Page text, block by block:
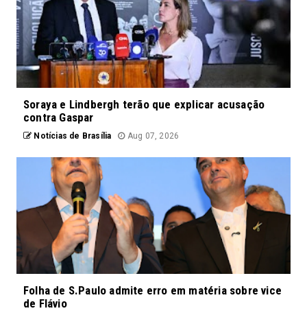
Soraya e Lindbergh terão que explicar acusação
contra Gaspar
Notícias de Brasília Aug 07, 2026
Folha de S.Paulo admite erro em matéria sobre vice
de Flávio